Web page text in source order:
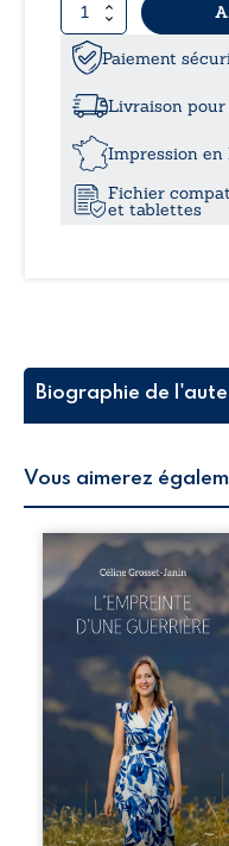
quantité
de
Prêt
combat
Paiement
Livraison
Impression en
Fichier
et tablettes
Biographie de
Vous aimerez
Que reste-t-il de
l’enfance lorsque
la maladie impose
ses propres règles
? L’empreinte
d’une guerrière
livre, sans détour,
le récit d’un
quotidien
bouleversé par la
maladie
chronique,
l’errance médicale
et de longues
hospitalisations.